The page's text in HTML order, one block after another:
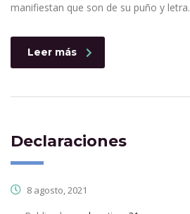
manifiestan que son de su puño y letra.
Leer más
Declaraciones
8 agosto, 2021